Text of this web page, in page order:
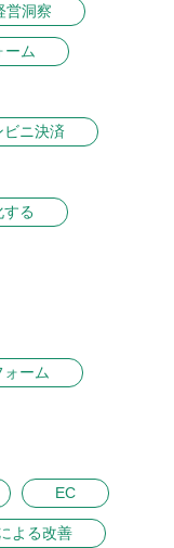
営洞察
ーム
ビニ決済
する
ォーム
EC
よる改善